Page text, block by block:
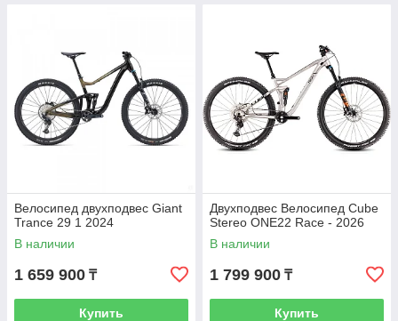
Велосипед двухподвес Giant
Trance 29 1 2024
В наличии
1 659 900 ₸
Купить
Двухподвес Велосипед Cube
Stereo ONE22 Race - 2026
В наличии
1 799 900 ₸
Купить